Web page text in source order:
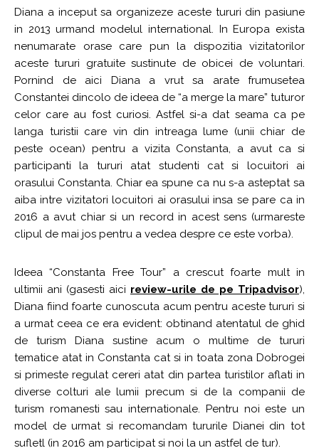
Diana a inceput sa organizeze aceste tururi din pasiune
in 2013 urmand modelul international. In Europa exista
nenumarate orase care pun la dispozitia vizitatorilor
aceste tururi gratuite sustinute de obicei de voluntari.
Pornind de aici Diana a vrut sa arate frumusetea
Constantei dincolo de ideea de “a merge la mare” tuturor
celor care au fost curiosi. Astfel si-a dat seama ca pe
langa turistii care vin din intreaga lume (unii chiar de
peste ocean) pentru a vizita Constanta, a avut ca si
participanti la tururi atat studenti cat si locuitori ai
orasului Constanta. Chiar ea spune ca nu s-a asteptat sa
aiba intre vizitatori locuitori ai orasului insa se pare ca in
2016 a avut chiar si un record in acest sens (urmareste
clipul de mai jos pentru a vedea despre ce este vorba).
Ideea “Constanta Free Tour” a crescut foarte mult in
ultimii ani (gasesti aici review-urile de pe Tripadvisor),
Diana fiind foarte cunoscuta acum pentru aceste tururi si
a urmat ceea ce era evident: obtinand atentatul de ghid
de turism Diana sustine acum o multime de tururi
tematice atat in Constanta cat si in toata zona Dobrogei
si primeste regulat cereri atat din partea turistilor aflati in
diverse colturi ale lumii precum si de la companii de
turism romanesti sau internationale. Pentru noi este un
model de urmat si recomandam tururile Dianei din tot
sufletl (in 2016 am participat si noi la un astfel de tur).